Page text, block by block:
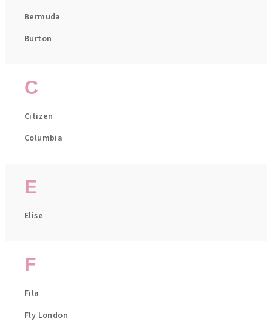
Bermuda
Burton
C
Citizen
Columbia
E
Elise
F
Fila
Fly London